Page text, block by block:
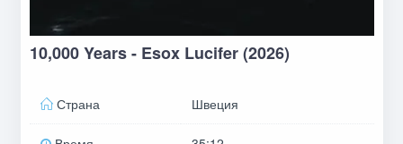
10,000 Years - Esox Lucifer (2026)
Страна Швеция